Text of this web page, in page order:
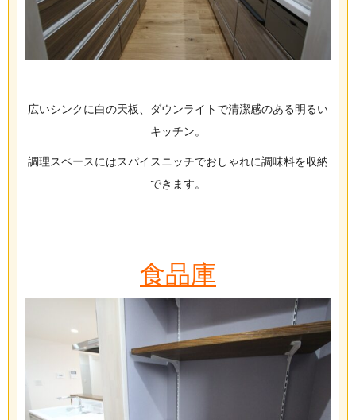
広いシンクに白の天板、ダウンライトで清潔感のある明るい
キッチン。
調理スペースにはスパイスニッチでおしゃれに調味料を収納
できます。
食品庫